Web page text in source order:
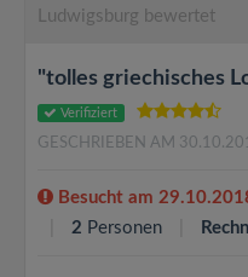
Ludwigsburg bewertet
"tolles griechisches
Verifiziert
GESCHRIEBEN AM
Besucht am
2 Personen